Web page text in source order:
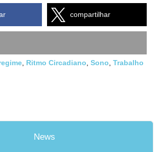
compartilhar
Ritmo Circadiano Sono Trabalho
News